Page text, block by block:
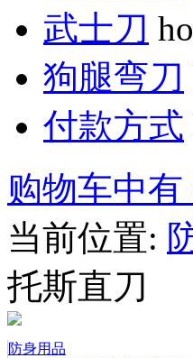
武士刀
狗腿弯刀
付款方式
购物车中有
当前位置:
托斯直刀
防身用品